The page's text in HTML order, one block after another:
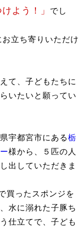
よう！」 でし
立ち寄りいただけ
て、子どもたちに
いたいと願ってい
宇都宮市にある栃
様から、５匹の人
出していただきま
買ったスポンジを
水に溺れた子豚ち
仕立てで、子ども